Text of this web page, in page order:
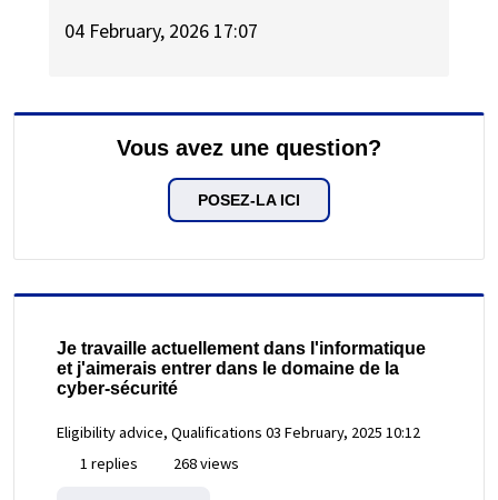
04 February, 2026 17:07
Vous avez une question?
POSEZ-LA ICI
Je travaille actuellement dans l'informatique
et j'aimerais entrer dans le domaine de la
cyber-sécurité
Eligibility advice, Qualifications 03 February, 2025 10:12
1 replies
268 views